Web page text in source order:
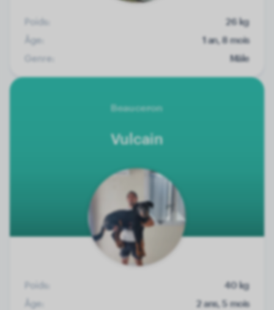
Poids:
26 kg
Âge:
1 an, 8 mois
Genre:
Mâle
Beauceron
Vulcain
Poids:
40 kg
Âge:
2 ans, 5 mois